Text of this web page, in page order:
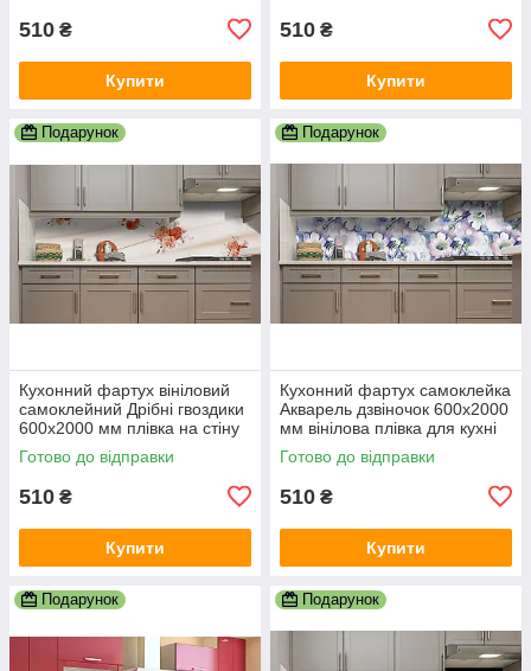
510 ₴
Купити
510 ₴
Купити
Подарунок
Кухонний фартух вініловий
самоклейний Дрібні гвоздики
600х2000 мм плівка на стіну
Happy Pocket Z185052
Готово до відправки
510 ₴
Купити
Подарунок
Кухонний фартух самоклейка
Акварель дзвіночок 600х2000
мм вінілова плівка для кухні
Happy Pocket Z184113
Готово до відправки
510 ₴
Купити
Подарунок Подарунок